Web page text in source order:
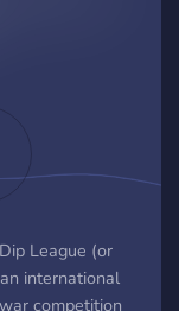
League (or
international
competition